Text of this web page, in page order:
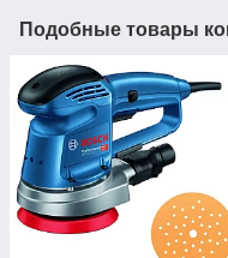
Подобные товары